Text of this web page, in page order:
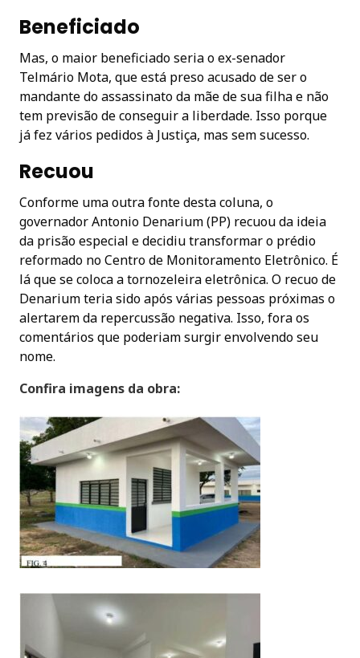
Beneficiado
Mas, o maior beneficiado seria o ex-senador
Telmário Mota, que está preso acusado de ser o
mandante do assassinato da mãe de sua filha e não
tem previsão de conseguir a liberdade. Isso porque
já fez vários pedidos à Justiça, mas sem sucesso.
Recuou
Conforme uma outra fonte desta coluna, o
governador Antonio Denarium (PP) recuou da ideia
da prisão especial e decidiu transformar o prédio
reformado no Centro de Monitoramento Eletrônico. É
lá que se coloca a tornozeleira eletrônica. O recuo de
Denarium teria sido após várias pessoas próximas o
alertarem da repercussão negativa. Isso, fora os
comentários que poderiam surgir envolvendo seu
nome.
Confira imagens da obra: